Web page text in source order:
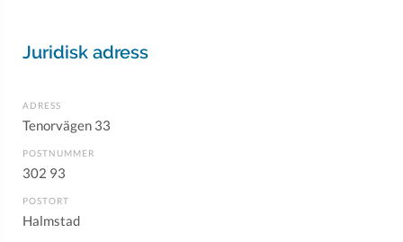
Juridisk adress
ADRESS
Tenorvägen 33
POSTNUMMER
302 93
POSTORT
Halmstad